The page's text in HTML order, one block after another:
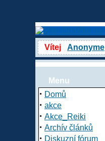
Vítej Anonyme
Menu
· Domů
· akce
· Akce_Reiki
· Archív článků
· Diskuzní fórum